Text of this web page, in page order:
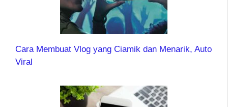
Cara Membuat Vlog yang Ciamik dan Menarik, Auto
Viral